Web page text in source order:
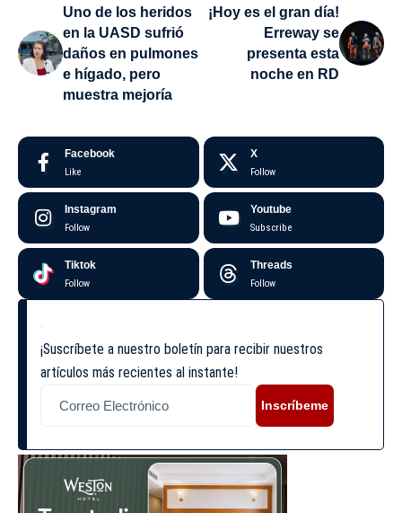
Uno de los heridos
en la UASD sufrió
daños en pulmones
e hígado, pero
muestra mejoría
¡Hoy es el gran día!
Erreway se
presenta esta
noche en RD
Facebook
Like
X
Follow
Instagram
Follow
Youtube
Subscribe
Tiktok
Follow
Threads
Follow
¡Suscríbete a nuestro boletín para recibir nuestros
artículos más recientes al instante!
Inscríbeme